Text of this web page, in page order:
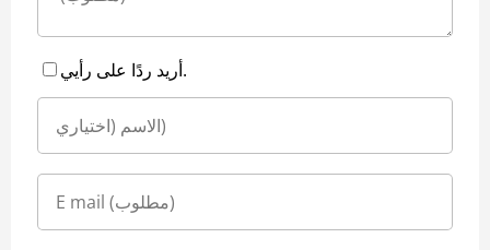
أريد ردًا على رأيي.